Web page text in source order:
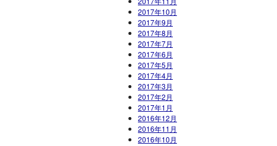
2017年10月
2017年9月
2017年8月
2017年7月
2017年6月
2017年5月
2017年4月
2017年3月
2017年2月
2017年1月
2016年12月
2016年11月
2016年10月